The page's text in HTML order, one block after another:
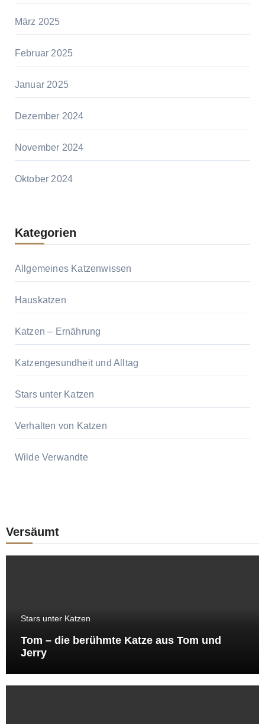
März 2025
Februar 2025
Januar 2025
Dezember 2024
November 2024
Oktober 2024
Kategorien
Allgemeines Katzenwissen
Hauskatzen
Katzen – Ernährung
Katzengesundheit und Alltag
Stars unter Katzen
Verhalten von Katzen
Wilde Verwandte
Versäumt
Stars unter Katzen
Tom – die berühmte Katze aus Tom und
Jerry